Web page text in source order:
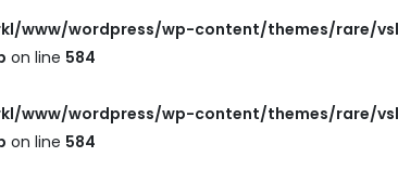
www/wordpress/wp-content/themes/rare/
on line 584
www/wordpress/wp-content/themes/rare/
on line 584